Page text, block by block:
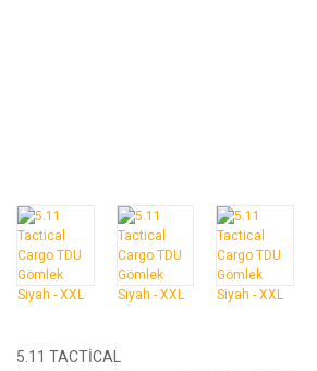
5.11 TACTICAL